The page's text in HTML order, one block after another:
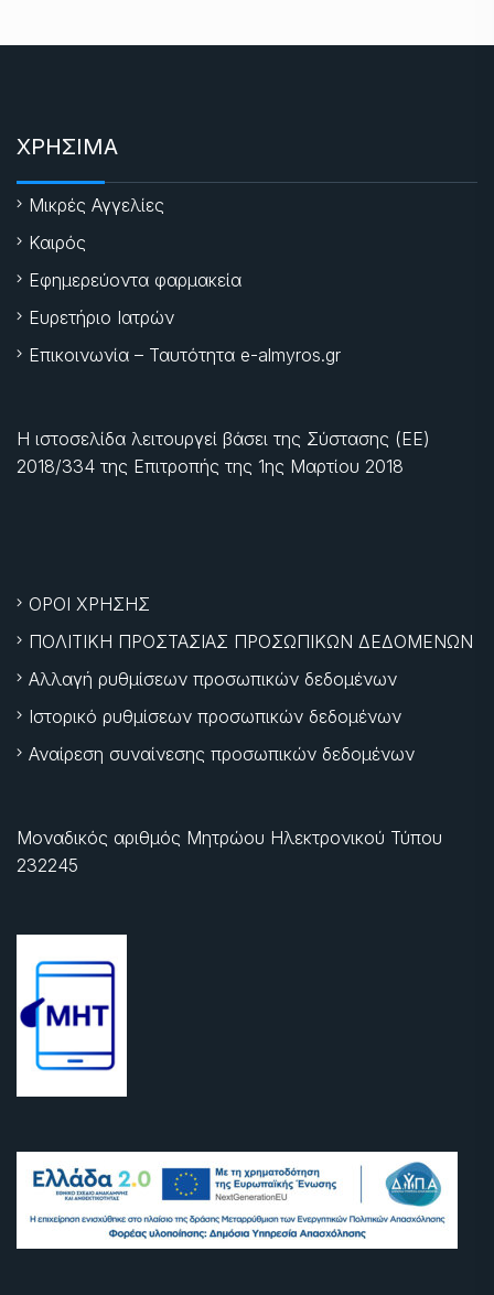
ΧΡΗΣΙΜΑ
Μικρές Αγγελίες
Καιρός
Εφημερεύοντα φαρμακεία
Ευρετήριο Ιατρών
Επικοινωνία – Ταυτότητα e-almyros.gr
Η ιστοσελίδα λειτουργεί βάσει της Σύστασης (ΕΕ)
2018/334 της Επιτροπής της 1ης Μαρτίου 2018
ΟΡΟΙ ΧΡΗΣΗΣ
ΠΟΛΙΤΙΚΗ ΠΡΟΣΤΑΣΙΑΣ ΠΡΟΣΩΠΙΚΩΝ ΔΕΔΟΜΕΝΩΝ
Αλλαγή ρυθμίσεων προσωπικών δεδομένων
Ιστορικό ρυθμίσεων προσωπικών δεδομένων
Αναίρεση συναίνεσης προσωπικών δεδομένων
Μοναδικός αριθμός Μητρώου Ηλεκτρονικού Τύπου
232245